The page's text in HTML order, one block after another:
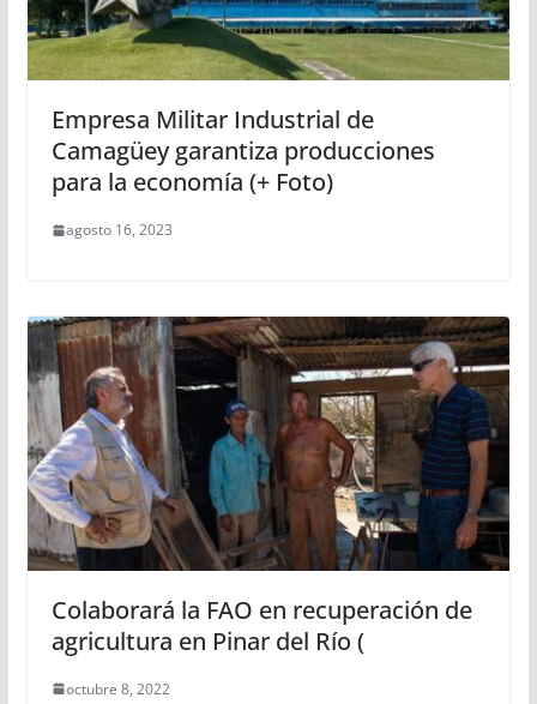
Empresa Militar Industrial de
Camagüey garantiza producciones
para la economía (+ Foto)
agosto 16, 2023
Colaborará la FAO en recuperación de
agricultura en Pinar del Río (
octubre 8, 2022